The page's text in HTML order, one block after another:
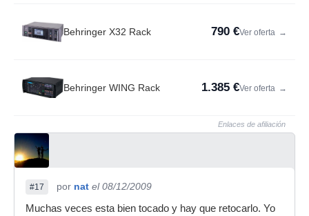
Behringer X32 Rack 790 €Ver oferta →
Behringer WING Rack 1.385 €Ver oferta →
Enlaces de afiliación
#17 por nat el 08/12/2009
Muchas veces esta bien tocado y hay que retocarlo. Yo